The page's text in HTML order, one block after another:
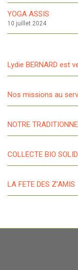
YOGA ASSIS
10 juillet 2024
Lydie BERNARD est
Nos missions au
NOTRE
COLLECTE BIO
LA FETE DES Z’AMIS